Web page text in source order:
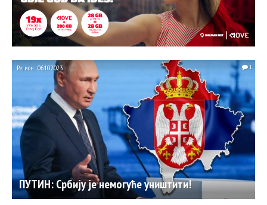
ПУТИН: Србију је немогуће уништити!
Регион 06.10.2023. 1